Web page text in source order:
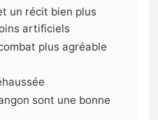
un récit bien plus
artificiels
plus agréable
sont une bonne